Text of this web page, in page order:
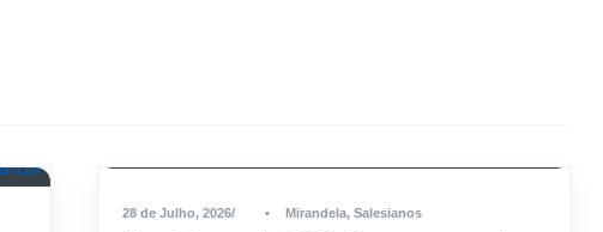
DESTAQUE
28 de Julho, 2026 • Mirandela, Salesianos